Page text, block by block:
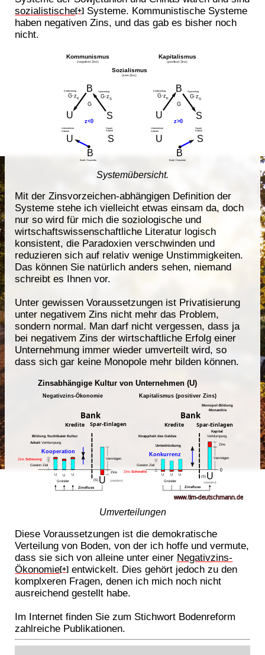
sozialistische[+] Systeme. Kommunistische Systeme
haben negativen Zins, und das gab es bisher noch
nicht.
Systemübersicht.
Mit der Zinsvorzeichen-abhängigen Definition der
Systeme stehe ich vielleicht etwas einsam da, doch
nur so wird für mich die soziologische und
wirtschaftswissenschaftliche Literatur logisch
konsistent, die Paradoxien verschwinden und
reduzieren sich auf relativ wenige Unstimmigkeiten.
Das können Sie natürlich anders sehen, niemand
schreibt es Ihnen vor.
Unter gewissen Voraussetzungen ist Privatisierung
unter negativem Zins nicht mehr das Problem,
sondern normal. Man darf nicht vergessen, dass ja
bei negativem Zins der wirtschaftliche Erfolg einer
Unternehmung immer wieder umverteilt wird, so
dass sich gar keine Monopole mehr bilden können.
Umverteilungen
Diese Voraussetzungen ist die demokratische
Verteilung von Boden, von der ich hoffe und vermute,
dass sie sich von alleine unter einer Negativzins-
Ökonomie[+] entwickelt. Dies gehört jedoch zu den
komplxeren Fragen, denen ich mich noch nicht
ausreichend gestellt habe.
Im Internet finden Sie zum Stichwort Bodenreform
zahlreiche Publikationen.